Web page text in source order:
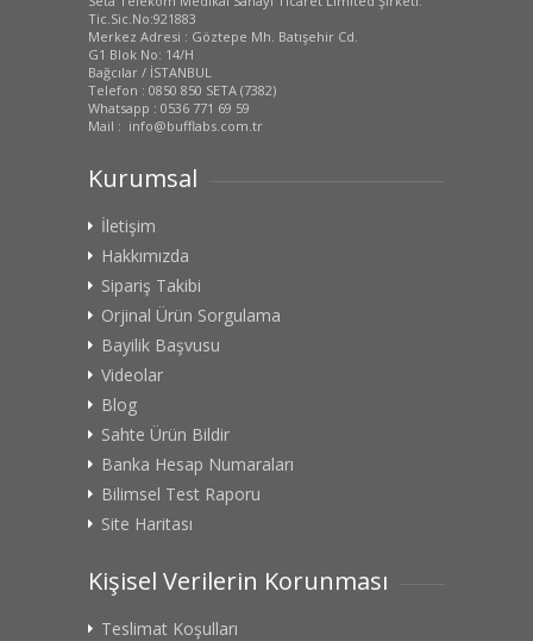
Tic.Sic.No:921883
Merkez Adresi : Göztepe Mh. Batışehir Cd.
G1 Blok No: 14/H
Bağcılar / İSTANBUL
Telefon : 0850 850 SETA (7382)
Whatsapp : 0536 771 69 59
Mail : info@bufflabs.com.tr
Kurumsal
İletişim
Hakkımızda
Sipariş Takibi
Orjinal Ürün Sorgulama
Bayilik Başvusu
Videolar
Blog
Sahte Ürün Bildir
Banka Hesap Numaraları
Bilimsel Test Raporu
Site Haritası
Kişisel Verilerin Korunması
Teslimat Koşulları